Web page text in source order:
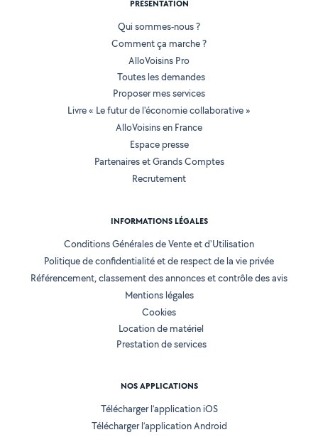
PRÉSENTATION
Qui sommes-nous ?
Comment ça marche ?
AlloVoisins Pro
Toutes les demandes
Proposer mes services
Livre « Le futur de l'économie collaborative »
AlloVoisins en France
Espace presse
Partenaires et Grands Comptes
Recrutement
INFORMATIONS LÉGALES
Conditions Générales de Vente et d'Utilisation
Politique de confidentialité et de respect de la vie privée
Référencement, classement des annonces et contrôle des avis
Mentions légales
Cookies
Location de matériel
Prestation de services
NOS APPLICATIONS
Télécharger l’application iOS
Télécharger l’application Android